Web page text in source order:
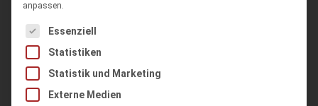
anpassen.
Es folgt eine Liste der Service-Gruppen, für die eine
Essenziell
Statistiken
Statistik und Marketing
Externe Medien